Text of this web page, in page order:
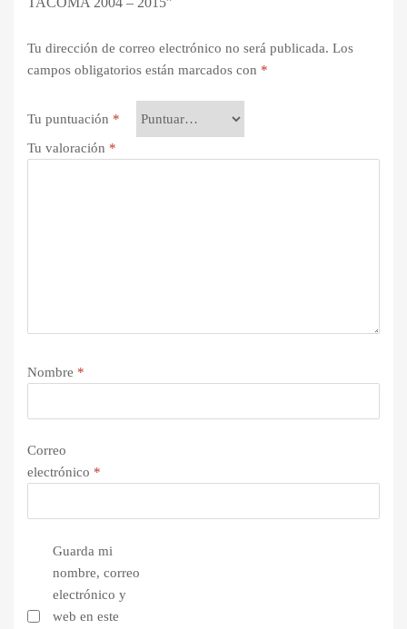
Tu dirección de correo electrónico no será publicada. Los
campos obligatorios están marcados con *
Tu puntuación *
Tu valoración *
Nombre *
Correo
electrónico *
Guarda mi
nombre, correo
electrónico y
web en este